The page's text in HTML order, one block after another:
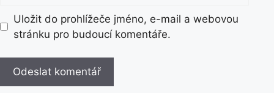
l
Uložit do prohlížeče jméno, e-mail a webovou
stránku pro budoucí komentáře.